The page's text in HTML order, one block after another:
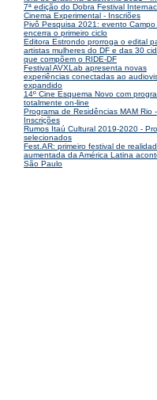
7ª edição do Dobra Festival
Cinema Experimental - Inscriões
Pivô Pesquisa 2021: evento Campo
encerra o primeiro ciclo
Editora Estrondo prorroga o edital
artistas mulheres do DF e das 30
que compõem o RIDE-DF
Festival AVXLab apresenta novas
experiências conectadas ao
expandido
14º Cine Esquema Novo com
totalmente on-line
Programa de Residências MAM Rio -
Inscrições
Rumos Itaú Cultural 2019-2020 -
selecionados
Fest.AR: primeiro festival de
aumentada da América Latina
São Paulo